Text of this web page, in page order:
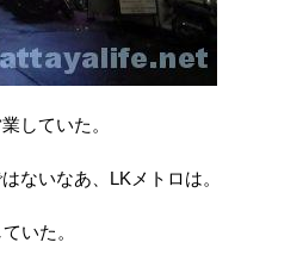
していた。
ないなあ、LKメトロは。
いた。